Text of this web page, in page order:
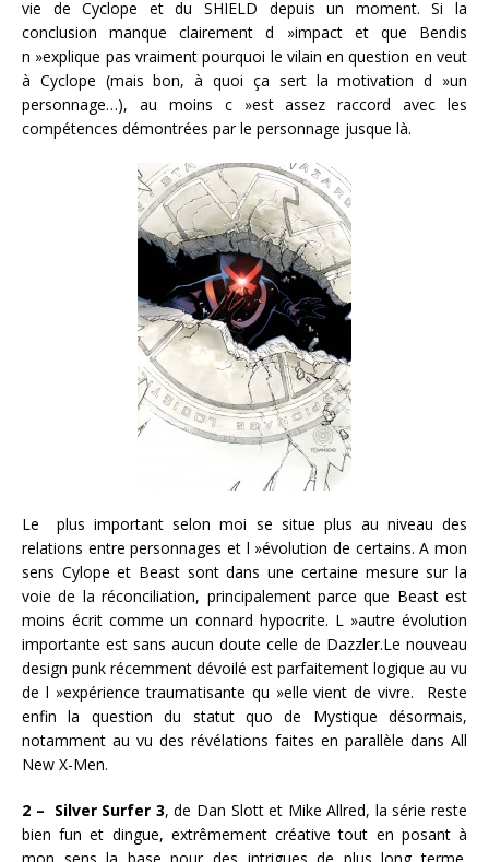
vie de Cyclope et du SHIELD depuis un moment. Si la
conclusion manque clairement d »impact et que Bendis
n »explique pas vraiment pourquoi le vilain en question en veut
à Cyclope (mais bon, à quoi ça sert la motivation d »un
personnage…), au moins c »est assez raccord avec les
compétences démontrées par le personnage jusque là.
Le plus important selon moi se situe plus au niveau des
relations entre personnages et l »évolution de certains. A mon
sens Cylope et Beast sont dans une certaine mesure sur la
voie de la réconciliation, principalement parce que Beast est
moins écrit comme un connard hypocrite. L »autre évolution
importante est sans aucun doute celle de Dazzler.Le nouveau
design punk récemment dévoilé est parfaitement logique au vu
de l »expérience traumatisante qu »elle vient de vivre. Reste
enfin la question du statut quo de Mystique désormais,
notamment au vu des révélations faites en parallèle dans All
New X-Men.
2 – Silver Surfer 3, de Dan Slott et Mike Allred, la série reste
bien fun et dingue, extrêmement créative tout en posant à